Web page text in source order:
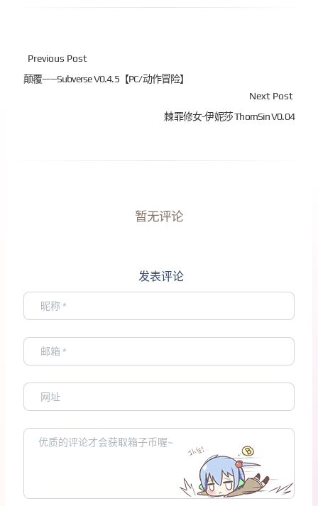
Previous Post
颠覆——Subverse V0.4.5【PC/动作冒险】
Next Post
棘罪修女-伊妮莎 ThornSin V0.04
暂无评论
发表评论